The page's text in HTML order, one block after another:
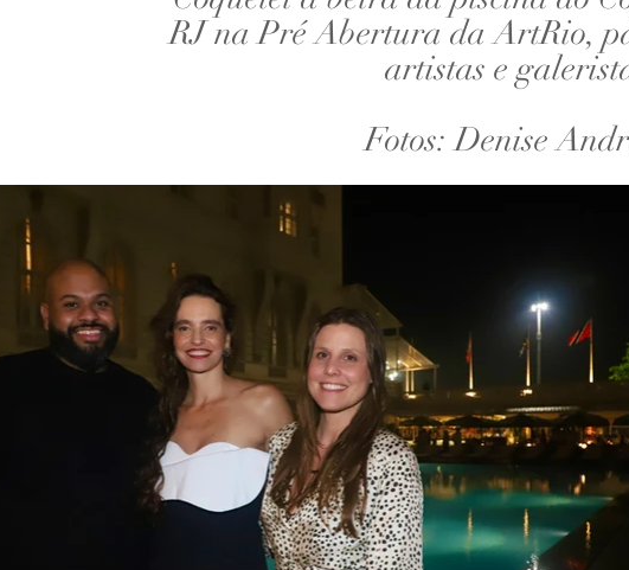
RJ na Pré Abertura da ArtRio,
artistas e
Fotos: Denise